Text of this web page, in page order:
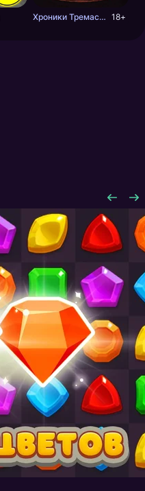
Хроники Тремастии 18+